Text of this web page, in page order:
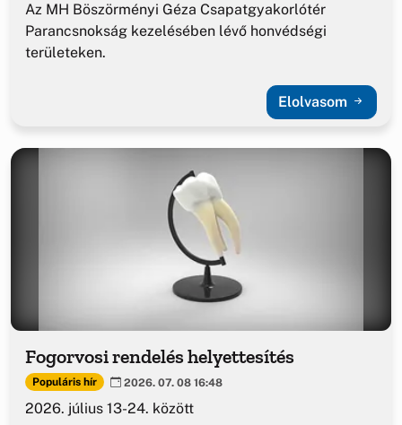
Az MH Böszörményi Géza Csapatgyakorlótér
Parancsnokság kezelésében lévő honvédségi
területeken.
Elolvasom
Fogorvosi rendelés helyettesítés
Populáris hír 2026. 07. 08 16:48
2026. július 13-24. között